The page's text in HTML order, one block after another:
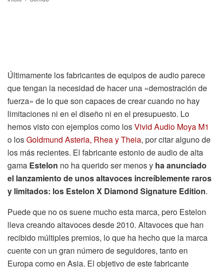
Últimamente los fabricantes de equipos de audio parece
que tengan la necesidad de hacer una «demostración de
fuerza» de lo que son capaces de crear cuando no hay
limitaciones ni en el diseño ni en el presupuesto. Lo
hemos visto con ejemplos como losVivid Audio Moya M1
o losGoldmund Asteria, Rhea y Theia, por citar alguno de
los más recientes. El fabricante estonio de audio de alta
gama Estelon no ha querido ser menos y ha anunciado
el lanzamiento de unos altavoces increíblemente raros
y limitados: los Estelon X Diamond Signature Edition.
Puede que no os suene mucho esta marca, pero Estelon
lleva creando altavoces desde 2010. Altavoces que han
recibido múltiples premios, lo que ha hecho que la marca
cuente con un gran número de seguidores, tanto en
Europa como en Asia. El objetivo de este fabricante